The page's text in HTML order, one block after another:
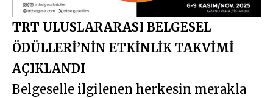
TRT ULUSLARARASI BELGESEL
ÖDÜLLERİ’NİN ETKİNLİK TAKVİMİ
AÇIKLANDI
Belgeselle ilgilenen herkesin merakla